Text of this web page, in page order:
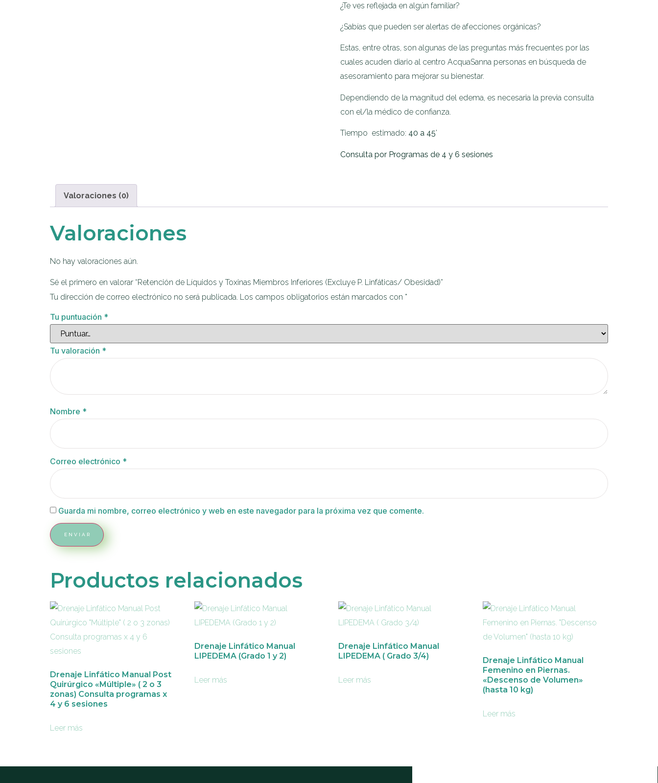
¿Te ves reflejada en algún familiar?
¿Sabías que pueden ser alertas de afecciones orgánicas?
Estas, entre otras, son algunas de las preguntas más frecuentes por las
cuales acuden diario al centro AcquaSanna personas en búsqueda de
asesoramiento para mejorar su bienestar.
Dependiendo de la magnitud del edema, es necesaria la previa consulta
con el/la médico de confianza.
Tiempo estimado: 40 a 45′
Consulta por Programas de 4 y 6 sesiones
Valoraciones (0)
Valoraciones
No hay valoraciones aún.
Sé el primero en valorar “Retención de Líquidos y Toxinas Miembros Inferiores (Excluye P. Linfáticas/ Obesidad)”
Tu dirección de correo electrónico no será publicada. Los campos obligatorios están marcados con *
Tu puntuación *
Tu valoración *
Nombre *
Correo electrónico *
Guarda mi nombre, correo electrónico y web en este navegador para la próxima vez que comente.
Productos relacionados
Drenaje Linfático Manual Post
Quirúrgico «Múltiple» ( 2 o 3
zonas) Consulta programas x
4 y 6 sesiones
Leer más
Drenaje Linfático Manual
LIPEDEMA (Grado 1 y 2)
Leer más
Drenaje Linfático Manual
LIPEDEMA ( Grado 3/4)
Leer más
Drenaje Linfático Manual
Femenino en Piernas.
«Descenso de Volumen»
(hasta 10 kg)
Leer más